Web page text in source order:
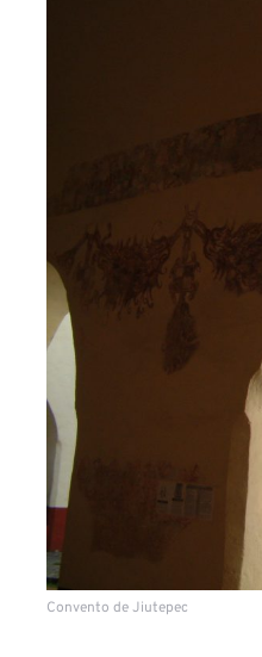
Convento de Jiutepec